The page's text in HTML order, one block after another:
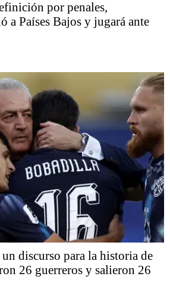
por penales,
a Países Bajos y jugará ante
discurso para la historia de
26 guerreros y salieron 26